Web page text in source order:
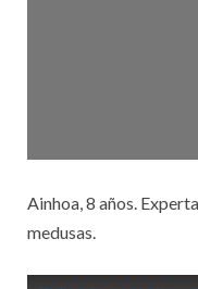
Ainhoa, 8 años.
medusas.